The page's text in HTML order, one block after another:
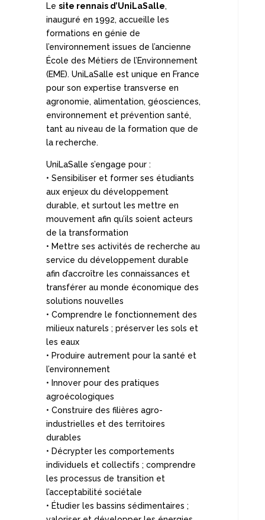
Le site rennais d’UniLaSalle,
inauguré en 1992, accueille les
formations en génie de
l’environnement issues de l’ancienne
École des Métiers de l’Environnement
(EME). UniLaSalle est unique en France
pour son expertise transverse en
agronomie, alimentation, géosciences,
environnement et prévention santé,
tant au niveau de la formation que de
la recherche.
UniLaSalle s’engage pour :
• Sensibiliser et former ses étudiants
aux enjeux du développement
durable, et surtout les mettre en
mouvement afin qu’ils soient acteurs
de la transformation
• Mettre ses activités de recherche au
service du développement durable
afin d’accroître les connaissances et
transférer au monde économique des
solutions nouvelles
• Comprendre le fonctionnement des
milieux naturels ; préserver les sols et
les eaux
• Produire autrement pour la santé et
l’environnement
• Innover pour des pratiques
agroécologiques
• Construire des filières agro-
industrielles et des territoires
durables
• Décrypter les comportements
individuels et collectifs ; comprendre
les processus de transition et
l’acceptabilité sociétale
• Étudier les bassins sédimentaires ;